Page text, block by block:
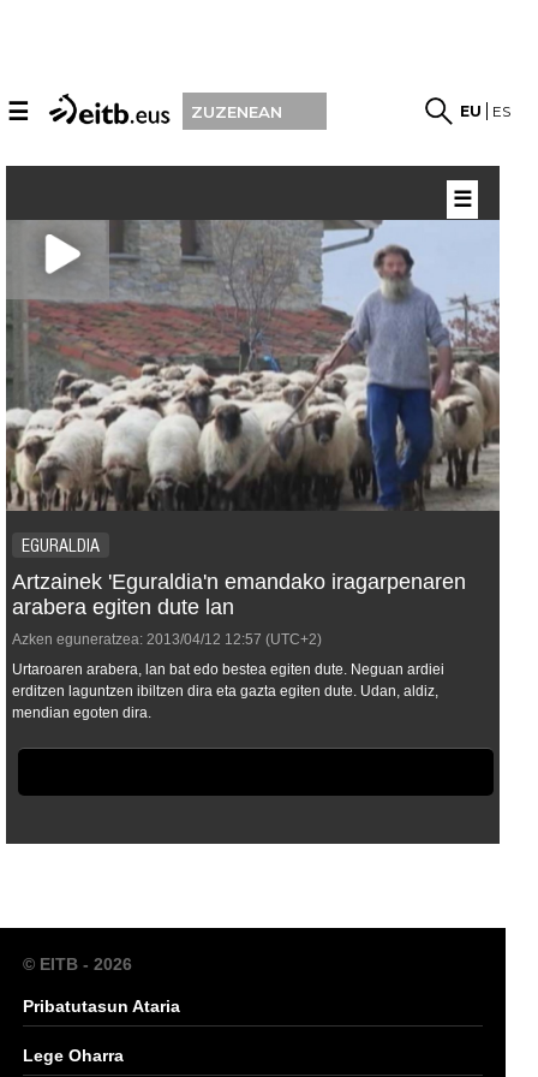
☰ ZUZENEAN EU ES
EGURALDIA
Artzainek 'Eguraldia'n emandako iragarpenaren
arabera egiten dute lan
Azken eguneratzea: 2013/04/12 12:57 (UTC+2)
Urtaroaren arabera, lan bat edo bestea egiten dute. Neguan ardiei
erditzen laguntzen ibiltzen dira eta gazta egiten dute. Udan, aldiz,
mendian egoten dira.
☰
© EITB - 2026
Pribatutasun Ataria
Lege Oharra